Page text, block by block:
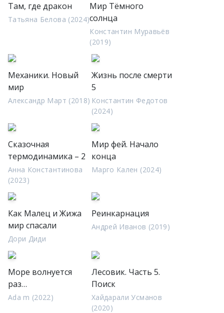
Там, где дракон
Татьяна Белова (2024)
Мир Тёмного
солнца
Константин Муравьёв
(2019)
Механики. Новый
мир
Александр Март (2018)
Жизнь после смерти
5
Константин Федотов
(2024)
Сказочная
термодинамика – 2
Анна Константинова
(2023)
Мир фей. Начало
конца
Марго Кален (2024)
Как Малец и Жижа
мир спасали
Дори Диди
Реинкарнация
Андрей Иванов (2019)
Море волнуется
раз…
Ada m (2022)
Лесовик. Часть 5.
Поиск
Хайдарали Усманов
(2020)